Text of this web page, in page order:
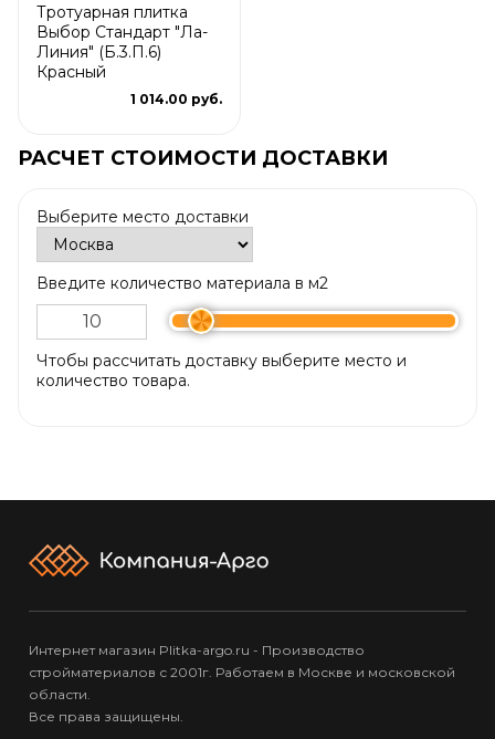
Тротуарная плитка
Выбор Стандарт "Ла-
Линия" (Б.3.П.6)
Красный
1 014.00 руб.
РАСЧЕТ СТОИМОСТИ ДОСТАВКИ
Выберите место доставки
Введите количество материала в м2
Чтобы рассчитать доставку выберите место и
количество товара.
Интернет магазин Plitka-argo.ru - Производство
стройматериалов с 2001г. Работаем в Москве и московской
области.
Все права защищены.